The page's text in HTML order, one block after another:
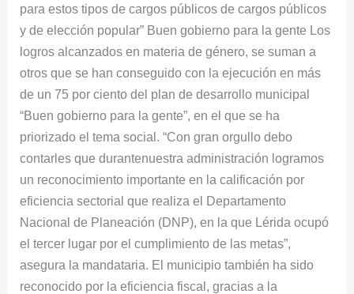
para estos tipos de cargos públicos de cargos públicos
y de elección popular” Buen gobierno para la gente Los
logros alcanzados en materia de género, se suman a
otros que se han conseguido con la ejecución en más
de un 75 por ciento del plan de desarrollo municipal
“Buen gobierno para la gente”, en el que se ha
priorizado el tema social. “Con gran orgullo debo
contarles que durantenuestra administración logramos
un reconocimiento importante en la calificación por
eficiencia sectorial que realiza el Departamento
Nacional de Planeación (DNP), en la que Lérida ocupó
el tercer lugar por el cumplimiento de las metas”,
asegura la mandataria. El municipio también ha sido
reconocido por la eficiencia fiscal, gracias a la